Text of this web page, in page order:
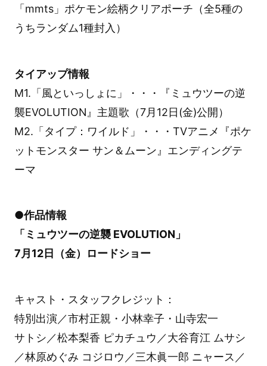
「mmts」ポケモン絵柄クリアポーチ（全5種の
うちランダム1種封入）
タイアップ情報
M1.「風といっしょに」・・・『ミュウツーの逆
襲EVOLUTION』主題歌（7月12日(金)公開）
M2.「タイプ：ワイルド」・・・TVアニメ『ポケ
ットモンスター サン＆ムーン』エンディングテ
ーマ
●作品情報
「ミュウツーの逆襲 EVOLUTION」
7月12日（金）ロードショー
キャスト・スタッフクレジット：
特別出演／市村正親・小林幸子・山寺宏一
サトシ／松本梨香 ピカチュウ／大谷育江 ムサシ
／林原めぐみ コジロウ／三木眞一郎 ニャース／